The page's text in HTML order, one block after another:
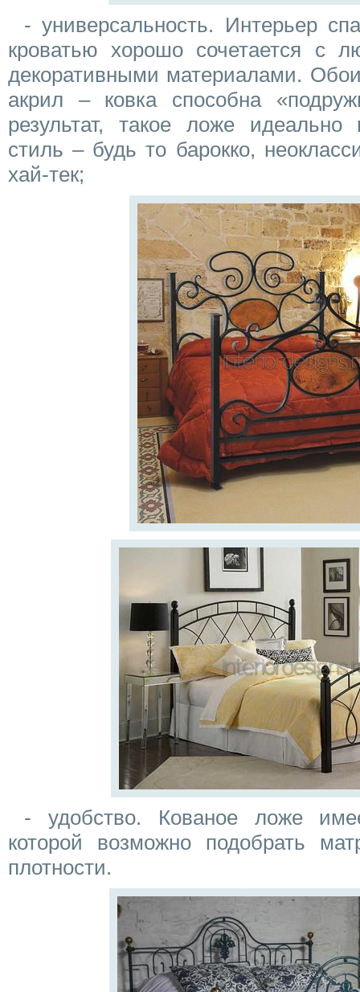
- универсальность. Интерьер
кроватью хорошо сочетается с
декоративными материалами.
акрил – ковка способна
результат, такое ложе
стиль – будь то барокко,
хай-тек;
- удобство. Кованое ложе
которой возможно подобрать
плотности.